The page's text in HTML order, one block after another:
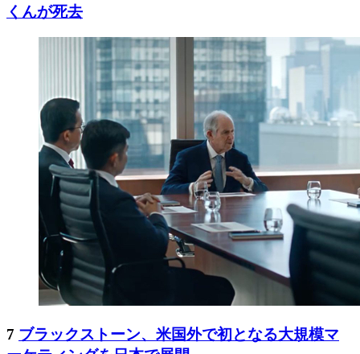
くんが死去
7 ブラックストーン、米国外で初となる大規模マ